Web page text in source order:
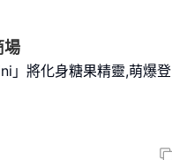
場
」將化身糖果精靈,萌爆登